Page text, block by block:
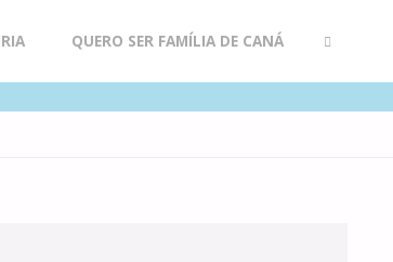
QUERO SER FAMÍLIA DE CANÁ